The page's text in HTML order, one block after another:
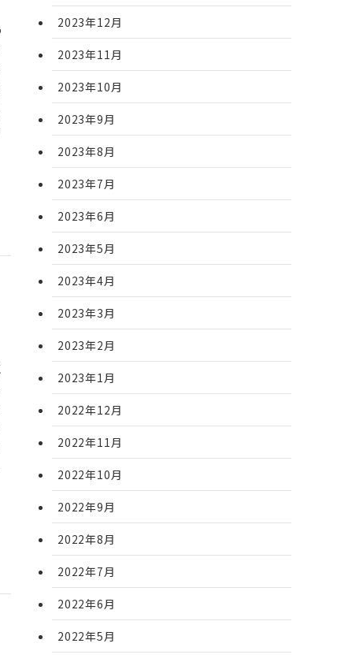
2023年12月
2023年11月
2023年10月
2023年9月
2023年8月
2023年7月
2023年6月
2023年5月
2023年4月
2023年3月
2023年2月
2023年1月
2022年12月
2022年11月
2022年10月
2022年9月
2022年8月
2022年7月
2022年6月
2022年5月